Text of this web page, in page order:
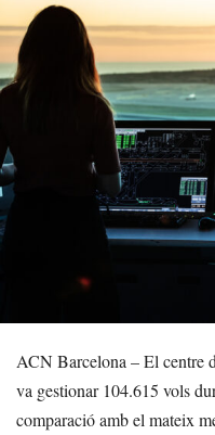
ACN Barcelona – El centre
va gestionar 104.615 vols
comparació amb el mateix